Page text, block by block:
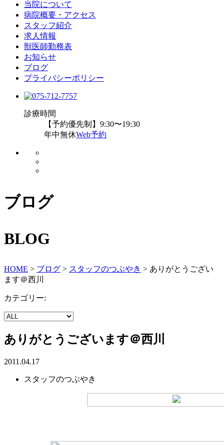
当院について
病院概要・アクセス
スタッフ紹介
求人情報
獣医師勤務表
お知らせ
ブログ
プライバシーポリシー
診療時間
【予約優先制】9:30〜19:30
年中無休Web予約
ブログ
BLOG
HOME > ブログ > スタッフのつぶやき > ありがとうござい
ます＠西川
カテゴリー:
ありがとうございます＠西川
2011.04.17
スタッフのつぶやき